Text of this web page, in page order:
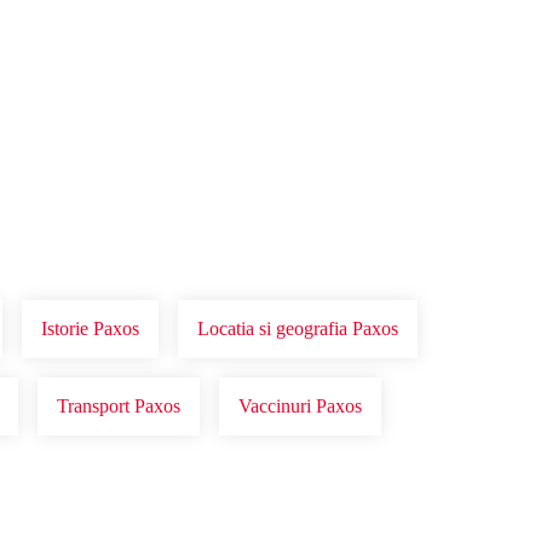
Istorie Paxos Locatia si geografia Paxos
Transport Paxos Vaccinuri Paxos